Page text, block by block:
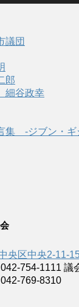
議団
郎
細谷政幸
集 -ジブン・ギ
央区中央2-11-
754-1111 議
769-8310